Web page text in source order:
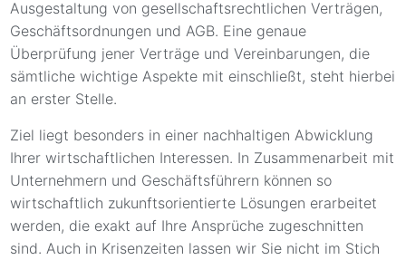
Ausgestaltung von gesellschaftsrechtlichen Verträgen,
Geschäftsordnungen und AGB. Eine genaue
Überprüfung jener Verträge und Vereinbarungen, die
sämtliche wichtige Aspekte mit einschließt, steht hierbei
an erster Stelle.
Ziel liegt besonders in einer nachhaltigen Abwicklung
Ihrer wirtschaftlichen Interessen. In Zusammenarbeit mit
Unternehmern und Geschäftsführern können so
wirtschaftlich zukunftsorientierte Lösungen erarbeitet
werden, die exakt auf Ihre Ansprüche zugeschnitten
sind. Auch in Krisenzeiten lassen wir Sie nicht im Stich